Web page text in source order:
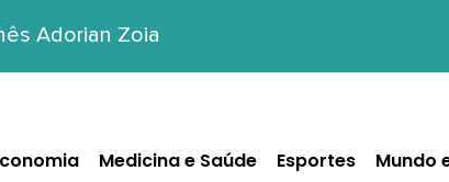
Adorian Zoia
Medicina e Saúde Esportes Mundo